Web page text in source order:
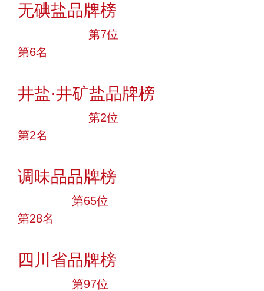
无碘盐品牌榜
第7位
第6名
井盐·井矿盐品牌榜
第2位
第2名
调味品品牌榜
第65位
第28名
四川省品牌榜
第97位